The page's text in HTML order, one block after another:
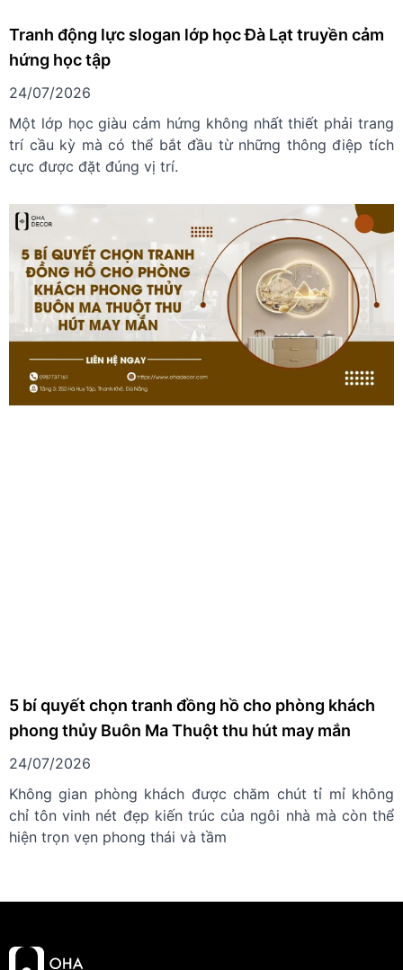
Tranh động lực slogan lớp học Đà Lạt truyền cảm
hứng học tập
24/07/2026
Một lớp học giàu cảm hứng không nhất thiết phải trang
trí cầu kỳ mà có thể bắt đầu từ những thông điệp tích
cực được đặt đúng vị trí.
5 bí quyết chọn tranh đồng hồ cho phòng khách
phong thủy Buôn Ma Thuột thu hút may mắn
24/07/2026
Không gian phòng khách được chăm chút tỉ mỉ không
chỉ tôn vinh nét đẹp kiến trúc của ngôi nhà mà còn thể
hiện trọn vẹn phong thái và tầm